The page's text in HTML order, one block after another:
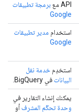
API مع
برمجة تطبيقات
Google
استخدام مدير تطبيقات
Google
استخدِم خدمة نقل
البيانات في BigQuery.
يمكنك إنشاء التقارير في
وحدة تحكّم المشرف أو